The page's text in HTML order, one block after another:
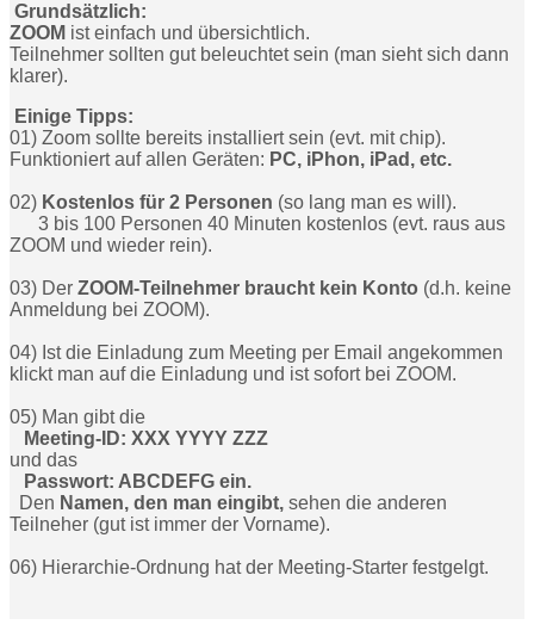
Grundsätzlich:
ZOOM ist einfach und übersichtlich.
Teilnehmer sollten gut beleuchtet sein (man sieht sich dann
klarer).
Einige Tipps:
01) Zoom sollte bereits installiert sein (evt. mit chip).
Funktioniert auf allen Geräten: PC, iPhon, iPad, etc.
02) Kostenlos für 2 Personen (so lang man es will).
3 bis 100 Personen 40 Minuten kostenlos (evt. raus aus
ZOOM und wieder rein).
03) Der ZOOM-Teilnehmer braucht kein Konto (d.h. keine
Anmeldung bei ZOOM).
04) Ist die Einladung zum Meeting per Email angekommen
klickt man auf die Einladung und ist sofort bei ZOOM.
05) Man gibt die
Meeting-ID: XXX YYYY ZZZ
und das
Passwort: ABCDEFG ein.
Den Namen, den man eingibt, sehen die anderen
Teilneher (gut ist immer der Vorname).
06) Hierarchie-Ordnung hat der Meeting-Starter festgelgt.